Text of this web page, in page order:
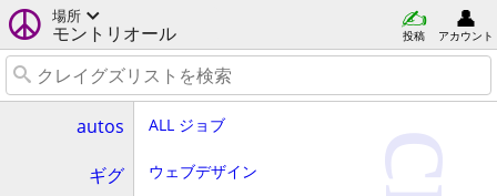
場所
モントリオール 投稿 アカウント
autos
ギグ
ALL ジョブ
ウェブデザイン